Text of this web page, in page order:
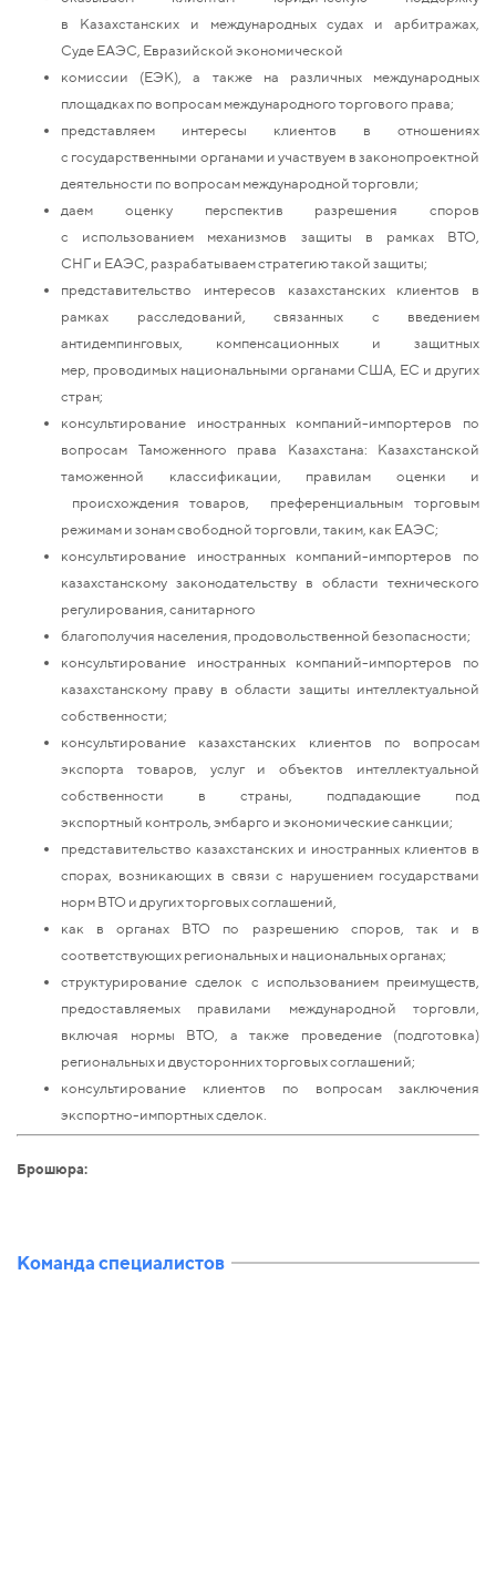
в Казахстанских и международных судах и арбитражах,
Суде ЕАЭС, Евразийской экономической
комиссии (ЕЭК), а также на различных международных
площадках по вопросам международного торгового права;
представляем интересы клиентов в отношениях
с государственными органами и участвуем в законопроектной
деятельности по вопросам международной торговли;
даем оценку перспектив разрешения споров
с использованием механизмов защиты в рамках ВТО,
СНГ и ЕАЭС, разрабатываем стратегию такой защиты;
представительство интересов казахстанских клиентов в
рамках расследований, связанных с введением
антидемпинговых, компенсационных и защитных
мер, проводимых национальными органами США, ЕС и других
стран;
консультирование иностранных компаний-импортеров по
вопросам Таможенного права Казахстана: Казахстанской
таможенной классификации, правилам оценки и
происхождения товаров, преференциальным торговым
режимам и зонам свободной торговли, таким, как ЕАЭС;
консультирование иностранных компаний-импортеров по
казахстанскому законодательству в области технического
регулирования, санитарного
благополучия населения, продовольственной безопасности;
консультирование иностранных компаний-импортеров по
казахстанскому праву в области защиты интеллектуальной
собственности;
консультирование казахстанских клиентов по вопросам
экспорта товаров, услуг и объектов интеллектуальной
собственности в страны, подпадающие под
экспортный контроль, эмбарго и экономические санкции;
представительство казахстанских и иностранных клиентов в
спорах, возникающих в связи с нарушением государствами
норм ВТО и других торговых соглашений,
как в органах ВТО по разрешению споров, так и в
соответствующих региональных и национальных органах;
структурирование сделок с использованием преимуществ,
предоставляемых правилами международной торговли,
включая нормы ВТО, а также проведение (подготовка)
региональных и двусторонних торговых соглашений;
консультирование клиентов по вопросам заключения
экспортно-импортных сделок.
Брошюра:
Команда специалистов